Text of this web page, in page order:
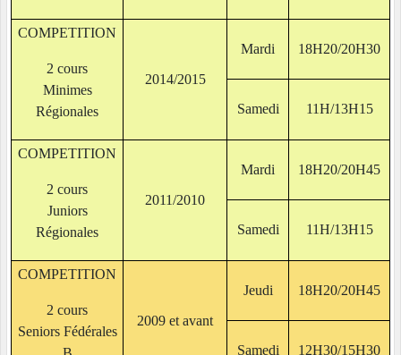
COMPETITION
2 cours
Minimes
Régionales
2014/2015
Mardi 18H20/20H30
Samedi 11H/13H15
COMPETITION
2 cours
Juniors
Régionales
2011/2010
Mardi 18H20/20H45
Samedi 11H/13H15
COMPETITION
2 cours
Seniors Fédérales
2009 et avant
Jeudi 18H20/20H45
Samedi 12H30/15H30